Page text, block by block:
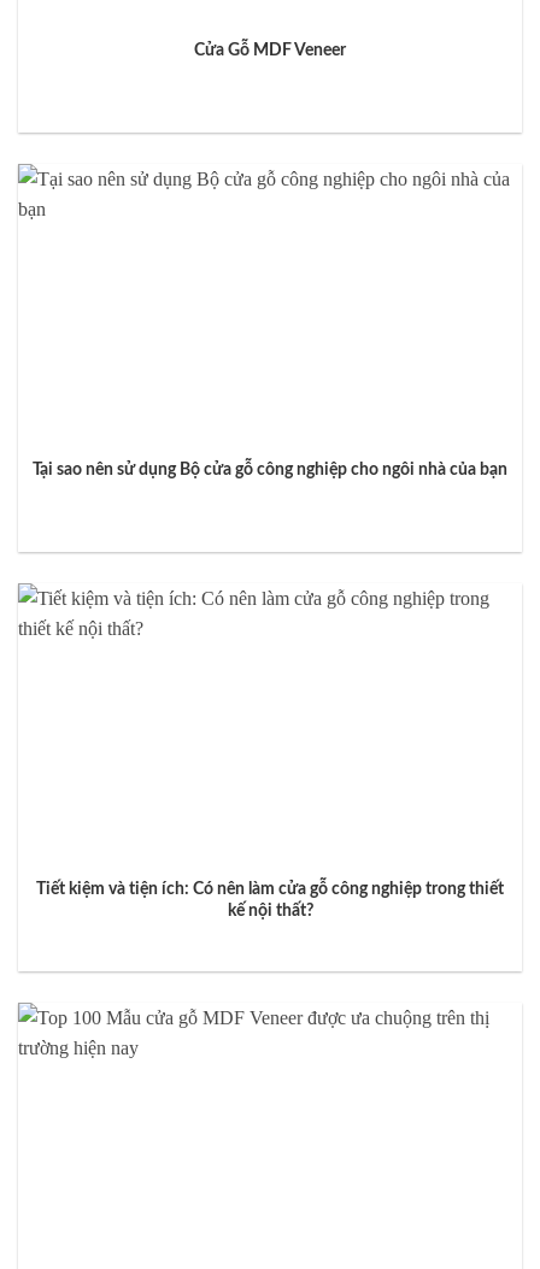
Cửa Gỗ MDF Veneer
Tại sao nên sử dụng Bộ cửa gỗ công nghiệp cho ngôi nhà của bạn
Tiết kiệm và tiện ích: Có nên làm cửa gỗ công nghiệp trong thiết
kế nội thất?